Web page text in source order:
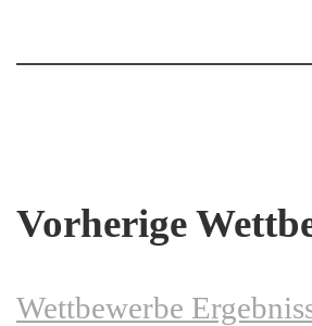
Vorherige
Wettbewerbe